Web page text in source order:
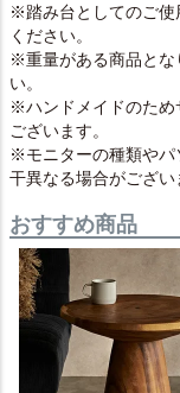
※踏み台としてのご使
ください。
※重量がある商品とな
い。
※ハンドメイドのため
ございます。
※モニターの種類やパ
干異なる場合がござい
おすすめ商品